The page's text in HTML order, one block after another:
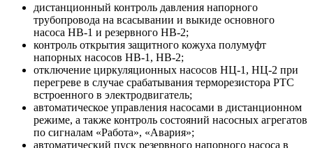
дистанционный контроль давления напорного
трубопровода на всасывании и выкиде основного
насоса НВ-1 и резервного НВ-2;
контроль открытия защитного кожуха полумуфт
напорных насосов НВ-1, НВ-2;
отключение циркуляционных насосов НЦ-1, НЦ-2 при
перегреве в случае срабатывания терморезистора PTC
встроенного в электродвигатель;
автоматическое управления насосами в дистанционном
режиме, а также контроль состояний насосных агрегатов
по сигналам «Работа», «Авария»;
автоматический пуск резервного напорного насоса в